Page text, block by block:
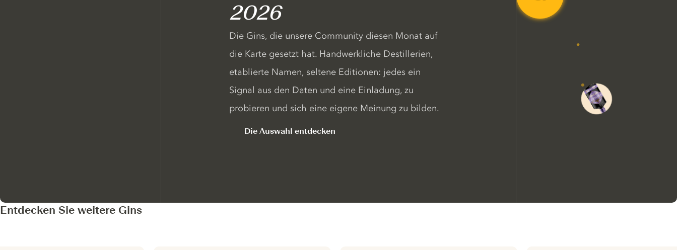
2026
Die Gins, die unsere Community diesen Monat auf
die Karte gesetzt hat. Handwerkliche Destillerien,
etablierte Namen, seltene Editionen: jedes ein
Signal aus den Daten und eine Einladung, zu
probieren und sich eine eigene Meinung zu bilden.
Die Auswahl entdecken
Entdecken Sie weitere Gins